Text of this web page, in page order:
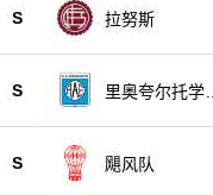
S 拉努斯
S
里奥夸尔托学生
S 飓风队